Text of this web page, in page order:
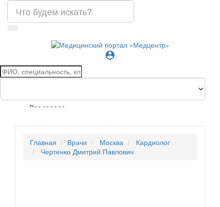
person_pin
Все города
Главная Врачи Москва
Кардиолог
Чертенко Дмитрий Павлович